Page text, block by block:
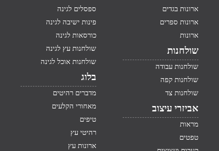
ארונות בגדים
ארונות ספרים
ארונות
שולחנות
שולחנות עבודה
שולחנות קפה
שולחנות צד
אביזרי עיצוב
מראות
טפטים
ספסלים לגינה
פינות ישיבה לגינה
כורסאות לגינה
שולחנות עץ לגינה
שולחנות אוכל לגינה
בלוג
מדברים רהיטים
מאחורי הקלעים
טיפים
רהיטי עץ
ארונות עץ